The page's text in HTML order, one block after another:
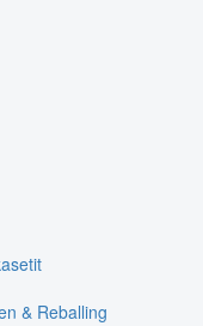
& Reballing